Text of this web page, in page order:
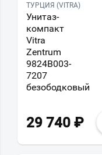
ТУРЦИЯ (VITRA)
Унитаз-
компакт
Vitra
Zentrum
9824B003-
7207
безободковый
29 740 ₽